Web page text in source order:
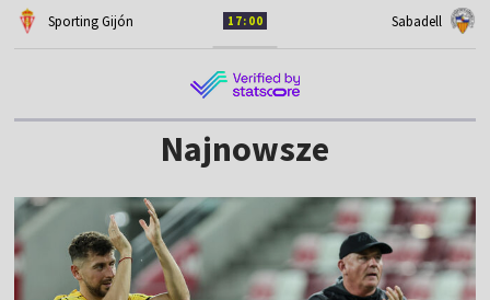
Sporting Gijón 17:00 Sabadell
Najnowsze